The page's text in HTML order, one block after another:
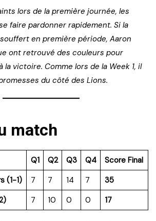
lors de la première journée, les
faire pardonner rapidement. Si la
en première période, Aaron
ont retrouvé des couleurs pour
la victoire. Comme lors de la Week 1, il
du côté des Lions.
match
Q1 Q2 Q3 Q4
Score Final
(1-1)
7 7 14 7
35
7 10 0 0 17